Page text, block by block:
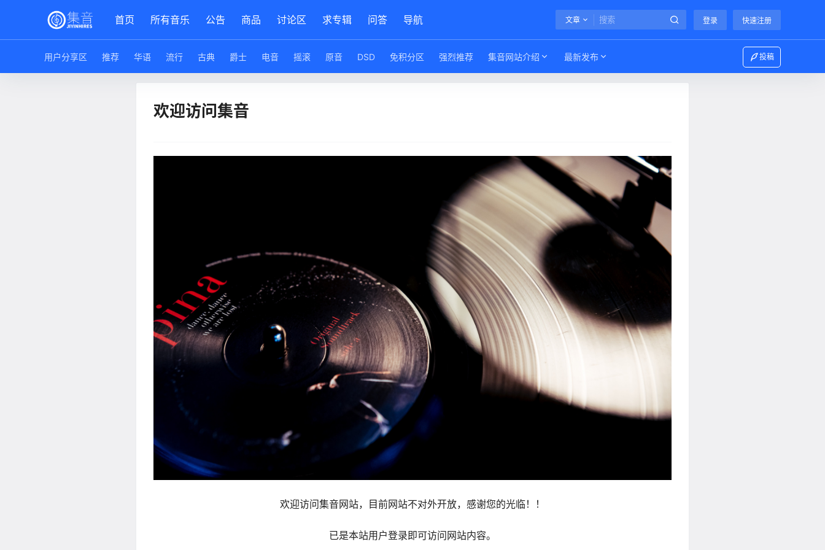
首页 所有音乐 公告 商品 讨论区 求专辑 问答 导航 文章 登录 快速注册
用户分享区 推荐 华语 流行 古典 爵士 电音 摇滚 原音 DSD 免积分区 强烈推荐 集音网站介绍 最新发布 投稿
欢迎访问集音
欢迎访问集音网站，目前网站不对外开放，感谢您的光临！！
已是本站用户登录即可访问网站内容。